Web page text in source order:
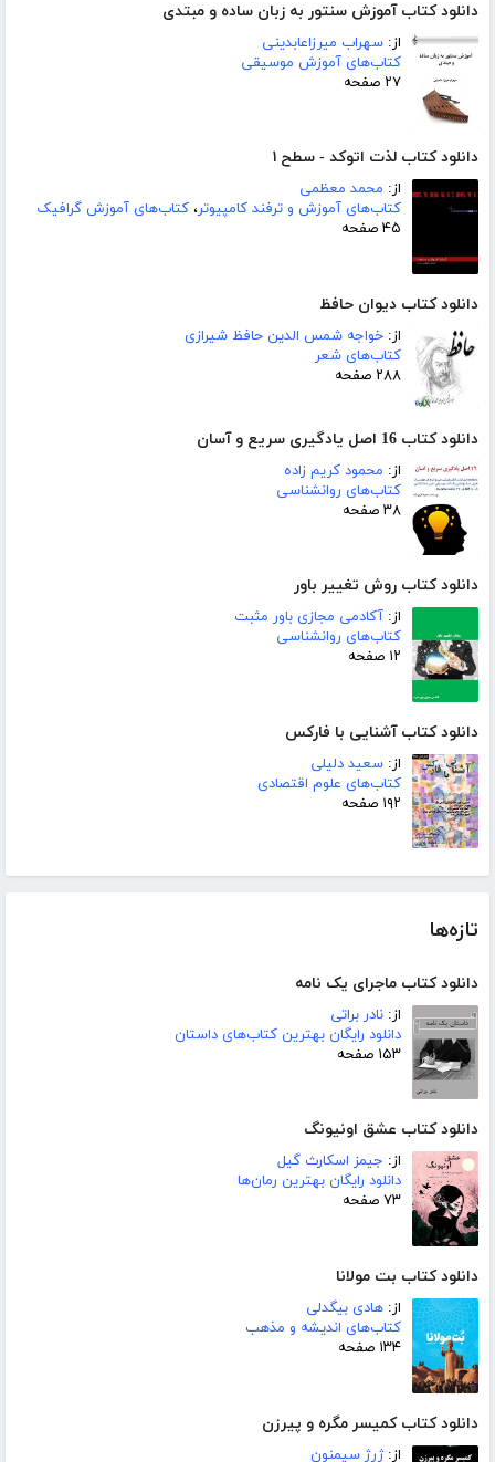
دانلود کتاب آموزش سنتور به زبان ساده و مبتدی
از: سهراب میرزاعابدینی
کتاب‌های آموزش موسیقی
۲۷ صفحه
دانلود کتاب لذت اتوکد - سطح ۱
از: محمد معظمی
کتاب‌های آموزش و ترفند کامپیوتر، کتاب‌های آموزش گرافیک
۴۵ صفحه
دانلود کتاب دیوان حافظ
از: خواجه شمس الدین حافظ شیرازی
کتاب‌های شعر
۲۸۸ صفحه
دانلود کتاب 16 اصل یادگیری سریع و آسان
از: محمود کریم زاده
کتاب‌های روانشناسی
۳۸ صفحه
دانلود کتاب روش تغییر باور
از: آکادمی مجازی باور مثبت
کتاب‌های روانشناسی
۱۲ صفحه
دانلود کتاب آشنایی با فارکس
از: سعید دلیلی
کتاب‌های علوم اقتصادی
۱۹۲ صفحه
تازه‌ها
دانلود کتاب ماجرای یک نامه
از: نادر براتی
دانلود رایگان بهترین کتاب‌های داستان
۱۵۳ صفحه
دانلود کتاب عشق اونیونگ
از: جیمز اسکارث گیل
دانلود رایگان بهترین رمان‌ها
۷۳ صفحه
دانلود کتاب بت مولانا
از: هادی بیگدلی
کتاب‌های اندیشه و مذهب
۱۳۴ صفحه
دانلود کتاب کمیسر مگره و پیرزن
از:ژرژ سیمنون